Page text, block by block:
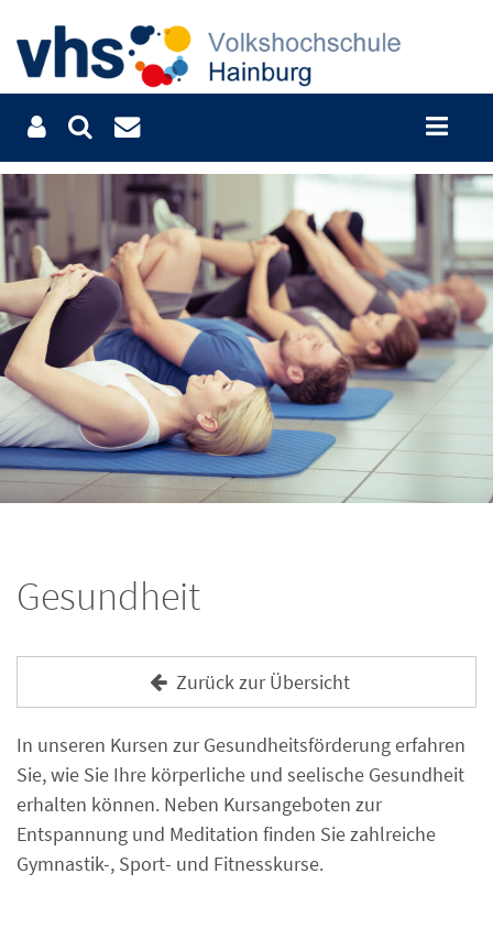
Gesundheit
Zurück zur Übersicht
In unseren Kursen zur Gesundheitsförderung erfahren
Sie, wie Sie Ihre körperliche und seelische Gesundheit
erhalten können. Neben Kursangeboten zur
Entspannung und Meditation finden Sie zahlreiche
Gymnastik-, Sport- und Fitnesskurse.